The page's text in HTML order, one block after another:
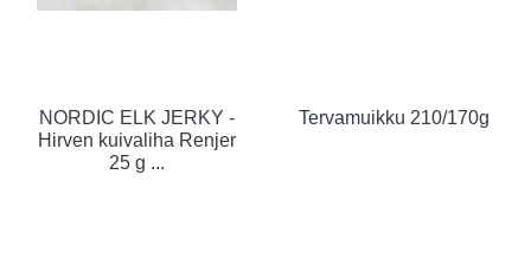
NORDIC ELK JERKY -
Hirven kuivaliha Renjer
25 g ...
Tervamuikku 210/170g